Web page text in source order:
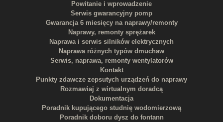
Powitanie i wprowadzenie
Serwis gwarancyjny pomp
Gwarancja 6 miesięcy na naprawy/remonty
Naprawy, remonty sprężarek
Naprawa i serwis silników elektrycznych
Naprawa różnych typów dmuchaw
Serwis, naprawa, remonty wentylatorów
Kontakt
Punkty zdawcze zepsutych urządzeń do naprawy
Rozmawiaj z wirtualnym doradcą
Dokumentacja
Poradnik kupującego studnię wodomierzową
Poradnik doboru dysz do fontann